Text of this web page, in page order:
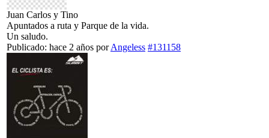
Juan Carlos y Tino
Apuntados a ruta y Parque de la vida.
Un saludo.
Publicado: hace 2 años porAngeless #131158